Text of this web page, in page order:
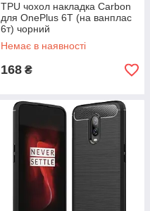
TPU чохол накладка Carbon
для OnePlus 6T (на ванплас
6т) чорний
Немає в наявності
168 ₴